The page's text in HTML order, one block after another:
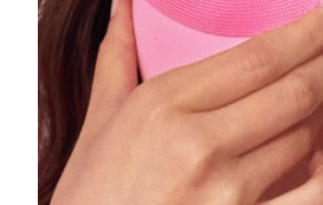
ESPADA™ 設備
All acne treatment
眼部護理設備
All revitalizing eye
KIWI™ 皮肤护理
Advanced pore care
LUNA™ Dual-
Serum
For healthy hair
issa™ Teeth
18% PAP
護膚品 男士
曼島
以色列
義大利
日本